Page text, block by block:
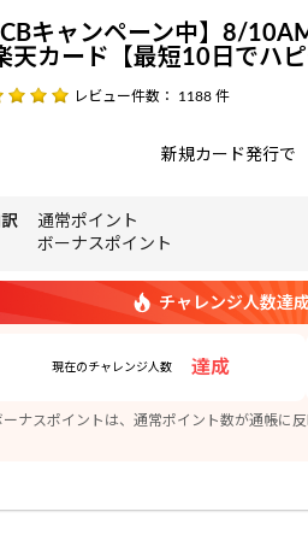
キャンペーン中】8/
カード【最短10日でハ
レビュー件数： 1188 件
新規カード発行で
訳
通常ポイント
ボーナスポイント
チャレンジ人数達
現在のチャレンジ人数 達成
ナスポイントは、通常ポイント数が通帳に